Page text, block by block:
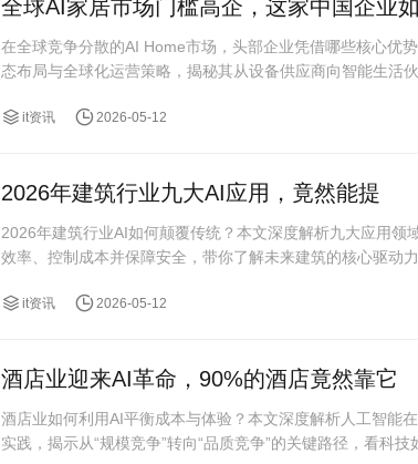
全球AI家居市场门槛高企，这家中国企业如
在全球竞争分散的AI Home市场，头部企业凭借哪些核心优
态布局与全球化运营策略，揭秘其从设备供应商向智能生活
it资讯 2026-05-12
2026年建筑行业九大AI应用，竟然能提
2026年建筑行业AI如何颠覆传统？本文深度解析九大应用领
效率、控制成本并保障安全，带你了解未来建筑的核心驱动力
it资讯 2026-05-12
酒店业迎来AI革命，90%的酒店竟然靠它
酒店业如何利用AI平衡成本与体验？本文深度解析人工智能
实践，揭示从“规模竞争”转向“品质竞争”的关键路径，看科技